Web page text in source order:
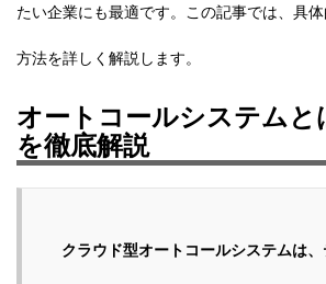
たい企業にも最適です。この記事では、具
方法を詳しく解説します。
オートコールシステムと
を徹底解説
クラウド型オートコールシステムは